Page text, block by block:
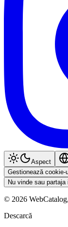
Aspect
Gestionează cookie-
Nu vinde sau
© 2026
Descarcă